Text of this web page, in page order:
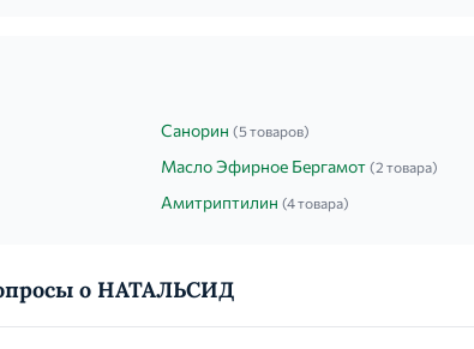
Санорин (5 товаров)
Масло Эфирное Бергамот (2 товара)
Амитриптилин (4 товара)
о НАТАЛЬСИД